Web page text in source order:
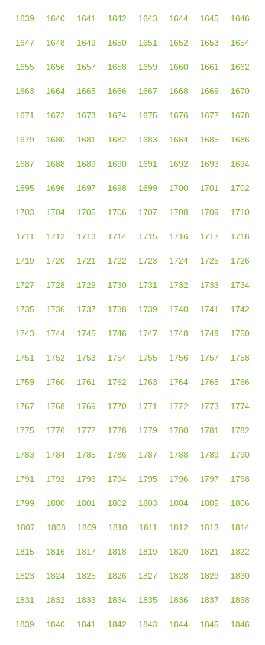
1639 1640 1641 1642 1643 1644 1645 1646
1647 1648 1649 1650 1651 1652 1653 1654
1655 1656 1657 1658 1659 1660 1661 1662
1663 1664 1665 1666 1667 1668 1669 1670
1671 1672 1673 1674 1675 1676 1677 1678
1679 1680 1681 1682 1683 1684 1685 1686
1687 1688 1689 1690 1691 1692 1693 1694
1695 1696 1697 1698 1699 1700 1701 1702
1703 1704 1705 1706 1707 1708 1709 1710
1711 1712 1713 1714 1715 1716 1717 1718
1719 1720 1721 1722 1723 1724 1725 1726
1727 1728 1729 1730 1731 1732 1733 1734
1735 1736 1737 1738 1739 1740 1741 1742
1743 1744 1745 1746 1747 1748 1749 1750
1751 1752 1753 1754 1755 1756 1757 1758
1759 1760 1761 1762 1763 1764 1765 1766
1767 1768 1769 1770 1771 1772 1773 1774
1775 1776 1777 1778 1779 1780 1781 1782
1783 1784 1785 1786 1787 1788 1789 1790
1791 1792 1793 1794 1795 1796 1797 1798
1799 1800 1801 1802 1803 1804 1805 1806
1807 1808 1809 1810 1811 1812 1813 1814
1815 1816 1817 1818 1819 1820 1821 1822
1823 1824 1825 1826 1827 1828 1829 1830
1831 1832 1833 1834 1835 1836 1837 1838
1839 1840 1841 1842 1843 1844 1845 1846